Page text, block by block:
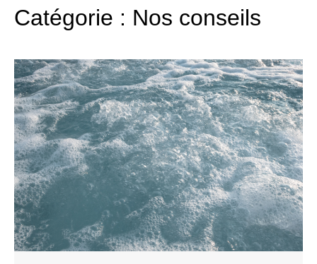
Catégorie : Nos conseils